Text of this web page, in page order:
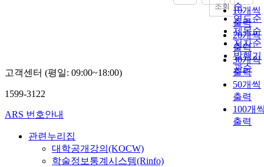
순
연도순
제목순
저자순
발행기
관순
10개씩
출력
20개씩
출력
30개씩
출력
50개씩
출력
100개
출력
조회
고객센터 (평일: 09:00~18:00)
1599-3122
ARS 번호안내
관련누리집
대학공개강의(KOCW)
학술정보통계시스템(Rinfo)